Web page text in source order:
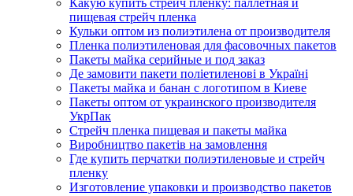
пищевая стрейч пленка
Кульки оптом из полиэтилена от производителя
Пленка полиэтиленовая для фасовочных пакетов
Пакеты майка серийные и под заказ
Де замовити пакети поліетиленові в Україні
Пакеты майка и банан с логотипом в Киеве
Пакеты оптом от украинского производителя
УкрПак
Стрейч пленка пищевая и пакеты майка
Виробництво пакетів на замовлення
Где купить перчатки полиэтиленовые и стрейч
пленку
Изготовление упаковки и производство пакетов